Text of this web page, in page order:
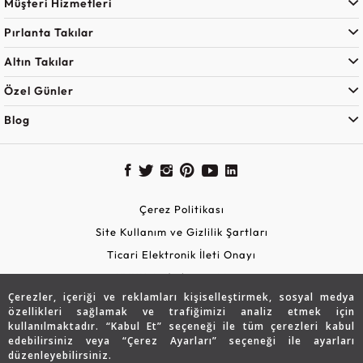
Çerezler, içeriği ve reklamları kişiselleştirmek, sosyal medya
özellikleri sağlamak ve trafiğimizi analiz etmek için
kullanılmaktadır. “Kabul Et” seçeneği ile tüm çerezleri kabul
edebilirsiniz veya “Çerez Ayarları” seçeneği ile ayarları
düzenleyebilirsiniz.
Pırlanta Takılar
Altın Takılar
Özel Günler
Blog
Çerez Politikası
Site Kullanım ve Gizlilik Şartları
Ticari Elektronik İleti Onayı
KVKK Aydınlatma Metni
Güvenli Alışveriş